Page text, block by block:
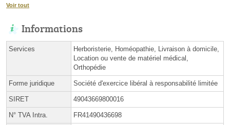
Voir tout
Informations
Services
Herboristerie, Homéopathie, Livraison à domicile,
Location ou vente de matériel médical,
Orthopédie
Forme juridique Société d'exercice libéral à responsabilité limitée
SIRET 49043669800016
N° TVA Intra. FR41490436698